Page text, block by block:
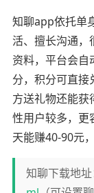
知聊app依托单
活、擅长沟通，
资料，平台会自
分，积分可直接
方送礼物还能获
性用户较多，更
天能赚40-90元
知聊下载地址